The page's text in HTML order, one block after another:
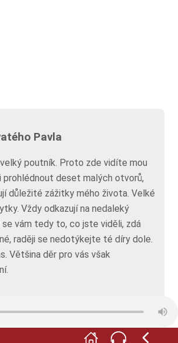
Pavla
poutník. Proto zde vidíte mou
prohlédnout deset malých otvorů,
důležité zážitky mého života. Velké
Vždy odkazují na nedaleký
se vám tedy to, co jste viděli, zdá
raději se nedotýkejte té díry dole.
Většina děr pro vás však